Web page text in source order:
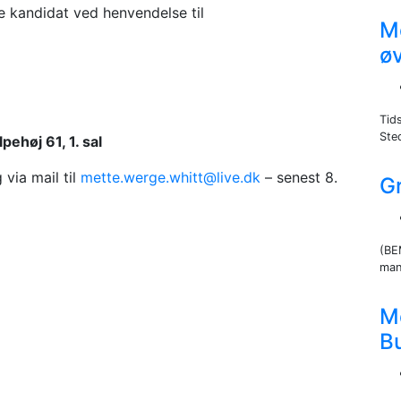
ved henvendelse til
61, 1. sal
via mail til mette.werge.whitt@live.dk – senest 8.